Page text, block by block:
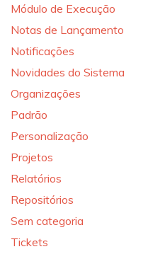
Módulo de Execução
Notas de Lançamento
Notificações
Novidades do Sistema
Organizações
Padrão
Personalização
Projetos
Relatórios
Repositórios
Sem categoria
Tickets